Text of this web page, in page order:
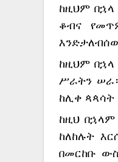
ከዚህም በኋላ
ቆብና
ከዚህም
ሥራትን
ከሊቀ
ከዚህ
ከለከሉት
በመርከቡ